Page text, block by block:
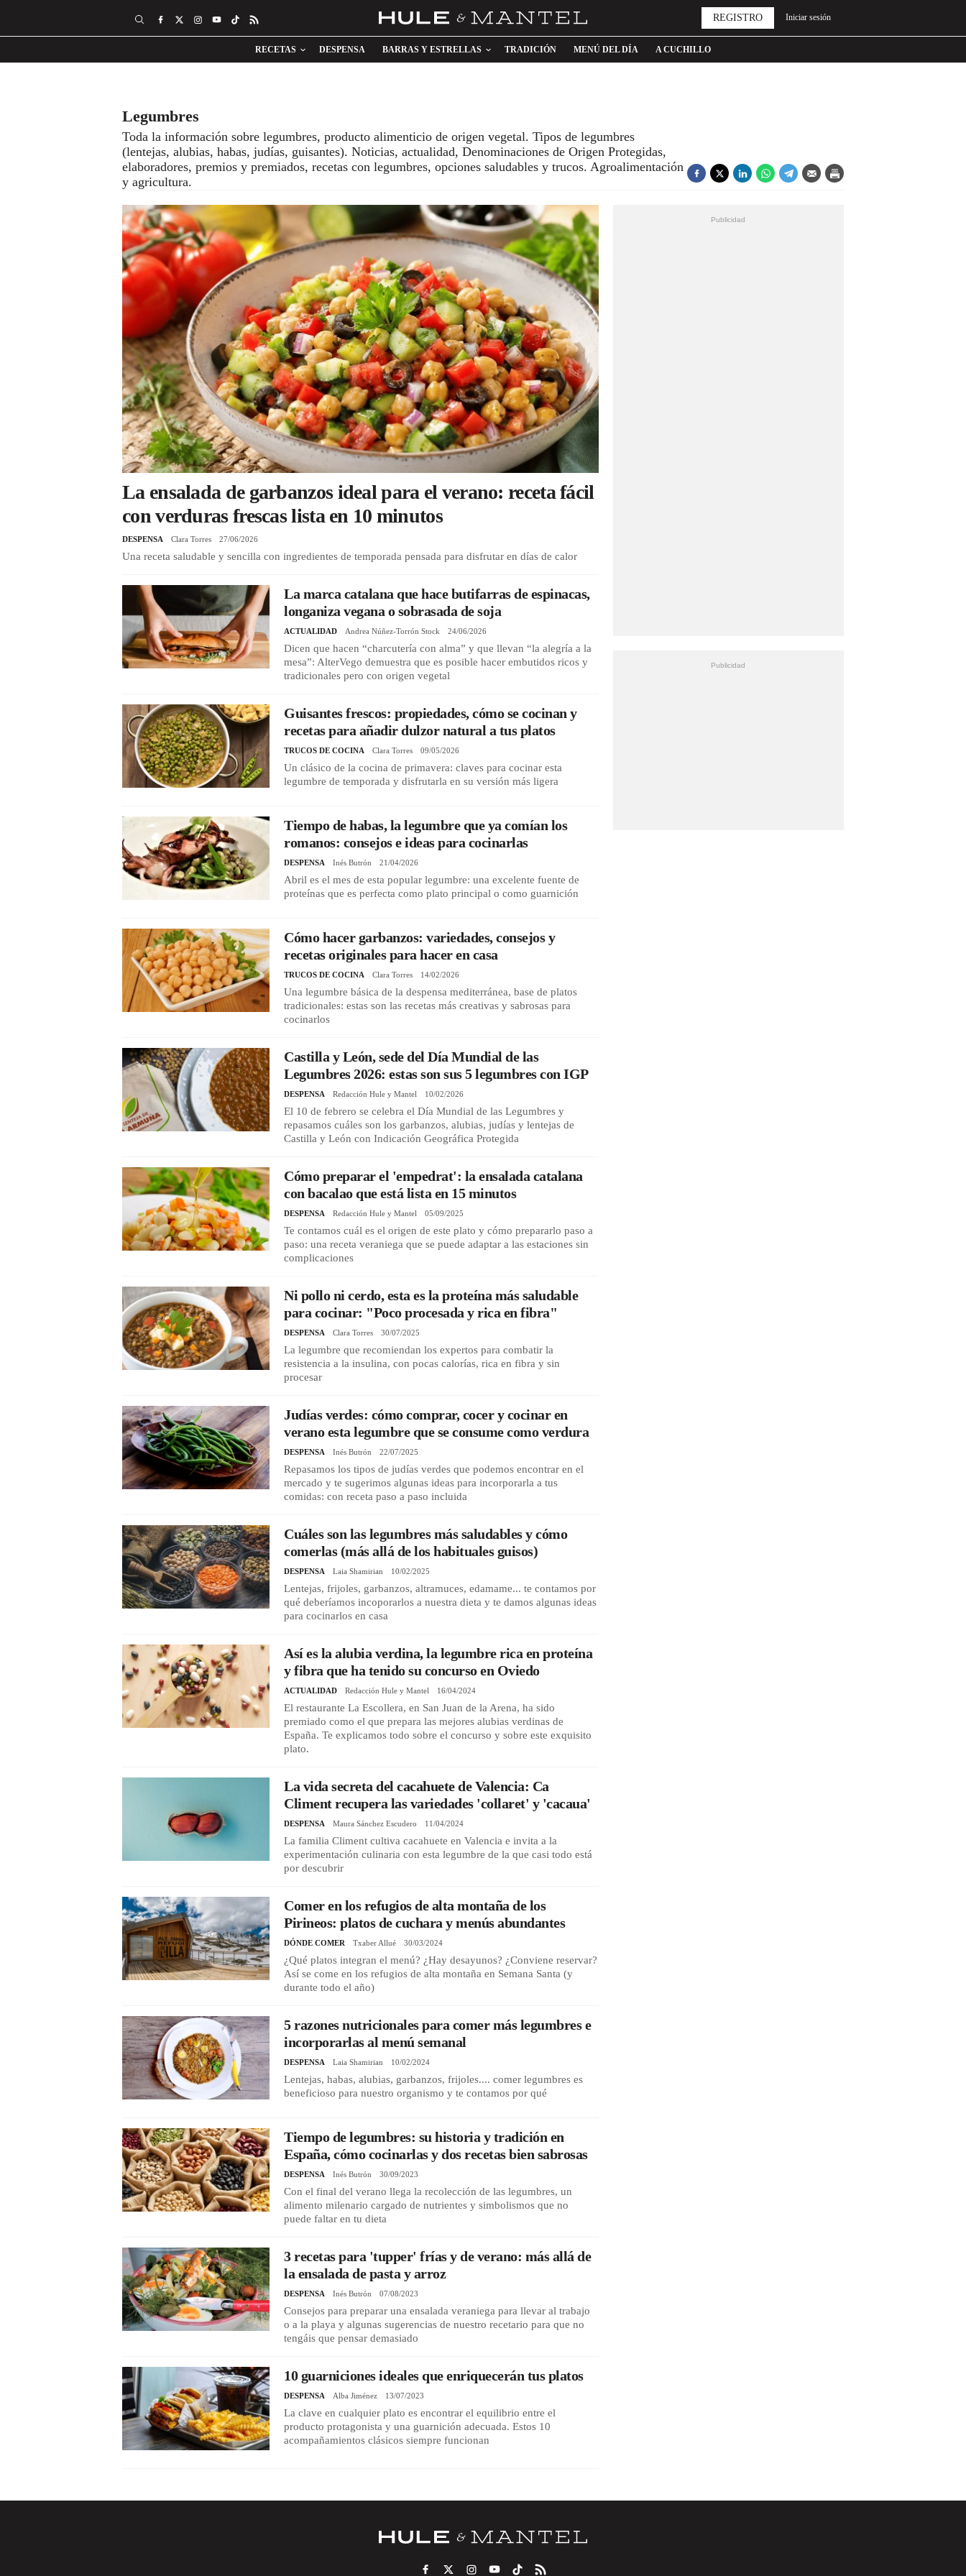
RECETAS DESPENSA BARRAS Y ESTRELLAS TRADICIÓN MENÚ DEL DÍA A CUCHILLO
REGISTRO Iniciar sesión
Legumbres
Toda la información sobre legumbres, producto alimenticio de origen vegetal. Tipos de legumbres
(lentejas, alubias, habas, judías, guisantes). Noticias, actualidad, Denominaciones de Origen Protegidas,
elaboradores, premios y premiados, recetas con legumbres, opciones saludables y trucos. Agroalimentación
y agricultura.
La ensalada de garbanzos ideal para el verano: receta fácil
con verduras frescas lista en 10 minutos
DESPENSA Clara Torres 27/06/2026
Una receta saludable y sencilla con ingredientes de temporada pensada para disfrutar en días de calor
La marca catalana que hace butifarras de espinacas,
longaniza vegana o sobrasada de soja
ACTUALIDAD Andrea Núñez-Torrón Stock 24/06/2026
Dicen que hacen “charcutería con alma” y que llevan “la alegría a la
mesa”: AlterVego demuestra que es posible hacer embutidos ricos y
tradicionales pero con origen vegetal
Guisantes frescos: propiedades, cómo se cocinan y
recetas para añadir dulzor natural a tus platos
TRUCOS DE COCINA Clara Torres 09/05/2026
Un clásico de la cocina de primavera: claves para cocinar esta
legumbre de temporada y disfrutarla en su versión más ligera
Tiempo de habas, la legumbre que ya comían los
romanos: consejos e ideas para cocinarlas
DESPENSA Inés Butrón 21/04/2026
Abril es el mes de esta popular legumbre: una excelente fuente de
proteínas que es perfecta como plato principal o como guarnición
Cómo hacer garbanzos: variedades, consejos y
recetas originales para hacer en casa
TRUCOS DE COCINA Clara Torres 14/02/2026
Una legumbre básica de la despensa mediterránea, base de platos
tradicionales: estas son las recetas más creativas y sabrosas para
cocinarlos
Castilla y León, sede del Día Mundial de las
Legumbres 2026: estas son sus 5 legumbres con IGP
DESPENSA Redacción Hule y Mantel 10/02/2026
El 10 de febrero se celebra el Día Mundial de las Legumbres y
repasamos cuáles son los garbanzos, alubias, judías y lentejas de
Castilla y León con Indicación Geográfica Protegida
Cómo preparar el 'empedrat': la ensalada catalana
con bacalao que está lista en 15 minutos
DESPENSA Redacción Hule y Mantel 05/09/2025
Te contamos cuál es el origen de este plato y cómo prepararlo paso a
paso: una receta veraniega que se puede adaptar a las estaciones sin
complicaciones
Ni pollo ni cerdo, esta es la proteína más saludable
para cocinar: "Poco procesada y rica en fibra"
DESPENSA Clara Torres 30/07/2025
La legumbre que recomiendan los expertos para combatir la
resistencia a la insulina, con pocas calorías, rica en fibra y sin
procesar
Judías verdes: cómo comprar, cocer y cocinar en
verano esta legumbre que se consume como verdura
DESPENSA Inés Butrón 22/07/2025
Repasamos los tipos de judías verdes que podemos encontrar en el
mercado y te sugerimos algunas ideas para incorporarla a tus
comidas: con receta paso a paso incluida
Cuáles son las legumbres más saludables y cómo
comerlas (más allá de los habituales guisos)
DESPENSA Laia Shamirian 10/02/2025
Lentejas, frijoles, garbanzos, altramuces, edamame... te contamos por
qué deberíamos incoporarlos a nuestra dieta y te damos algunas ideas
para cocinarlos en casa
Así es la alubia verdina, la legumbre rica en proteína
y fibra que ha tenido su concurso en Oviedo
ACTUALIDAD Redacción Hule y Mantel 16/04/2024
El restaurante La Escollera, en San Juan de la Arena, ha sido
premiado como el que prepara las mejores alubias verdinas de
España. Te explicamos todo sobre el concurso y sobre este exquisito
plato.
La vida secreta del cacahuete de Valencia: Ca
Climent recupera las variedades 'collaret' y 'cacaua'
DESPENSA Maura Sánchez Escudero 11/04/2024
La familia Climent cultiva cacahuete en Valencia e invita a la
experimentación culinaria con esta legumbre de la que casi todo está
por descubrir
Comer en los refugios de alta montaña de los
Pirineos: platos de cuchara y menús abundantes
DÓNDE COMER Txaber Allué 30/03/2024
¿Qué platos integran el menú? ¿Hay desayunos? ¿Conviene reservar?
Así se come en los refugios de alta montaña en Semana Santa (y
durante todo el año)
5 razones nutricionales para comer más legumbres e
incorporarlas al menú semanal
DESPENSA Laia Shamirian 10/02/2024
Lentejas, habas, alubias, garbanzos, frijoles.... comer legumbres es
beneficioso para nuestro organismo y te contamos por qué
Tiempo de legumbres: su historia y tradición en
España, cómo cocinarlas y dos recetas bien sabrosas
DESPENSA Inés Butrón 30/09/2023
Con el final del verano llega la recolección de las legumbres, un
alimento milenario cargado de nutrientes y simbolismos que no
puede faltar en tu dieta
3 recetas para 'tupper' frías y de verano: más allá de
la ensalada de pasta y arroz
DESPENSA Inés Butrón 07/08/2023
Consejos para preparar una ensalada veraniega para llevar al trabajo
o a la playa y algunas sugerencias de nuestro recetario para que no
tengáis que pensar demasiado
10 guarniciones ideales que enriquecerán tus platos
DESPENSA Alba Jiménez 13/07/2023
La clave en cualquier plato es encontrar el equilibrio entre el
producto protagonista y una guarnición adecuada. Estos 10
acompañamientos clásicos siempre funcionan